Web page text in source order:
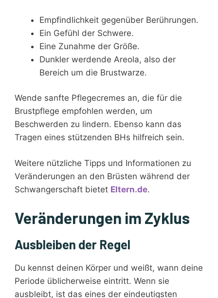
Empfindlichkeit gegenüber Berührungen.
Ein Gefühl der Schwere.
Eine Zunahme der Größe.
Dunkler werdende Areola, also der
Bereich um die Brustwarze.
Wende sanfte Pflegecremes an, die für die
Brustpflege empfohlen werden, um
Beschwerden zu lindern. Ebenso kann das
Tragen eines stützenden BHs hilfreich sein.
Weitere nützliche Tipps und Informationen zu
Veränderungen an den Brüsten während der
Schwangerschaft bietet Eltern.de.
Veränderungen im Zyklus
Ausbleiben der Regel
Du kennst deinen Körper und weißt, wann deine
Periode üblicherweise eintritt. Wenn sie
ausbleibt, ist das eines der eindeutigsten